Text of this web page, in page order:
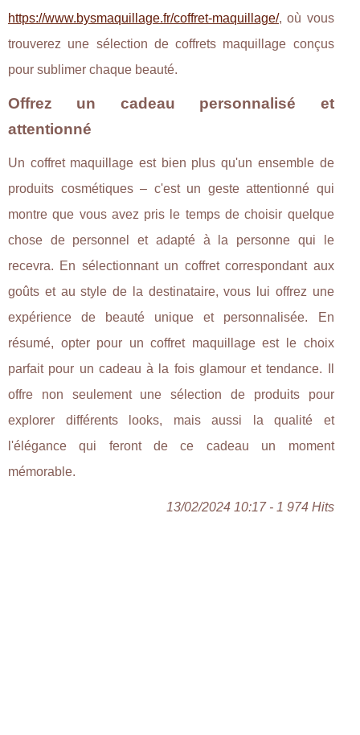
https://www.bysmaquillage.fr/coffret-maquillage/, où vous
trouverez une sélection de coffrets maquillage conçus
pour sublimer chaque beauté.
Offrez un cadeau personnalisé et
attentionné
Un coffret maquillage est bien plus qu'un ensemble de
produits cosmétiques – c'est un geste attentionné qui
montre que vous avez pris le temps de choisir quelque
chose de personnel et adapté à la personne qui le
recevra. En sélectionnant un coffret correspondant aux
goûts et au style de la destinataire, vous lui offrez une
expérience de beauté unique et personnalisée. En
résumé, opter pour un coffret maquillage est le choix
parfait pour un cadeau à la fois glamour et tendance. Il
offre non seulement une sélection de produits pour
explorer différents looks, mais aussi la qualité et
l'élégance qui feront de ce cadeau un moment
mémorable.
13/02/2024 10:17 - 1 974 Hits